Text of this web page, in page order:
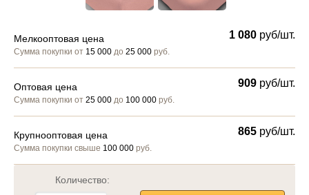
Мелкооптовая цена
Сумма покупки от 15 000 до 25 000 руб.
1 080 руб/шт.
Оптовая цена
Сумма покупки от 25 000 до 100 000 руб.
909 руб/шт.
Крупнооптовая цена
Сумма покупки свыше 100 000 руб.
865 руб/шт.
Количество: